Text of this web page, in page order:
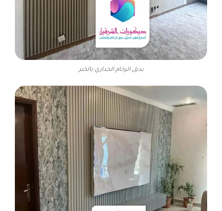
بديل الرخام الجداري بالخبر